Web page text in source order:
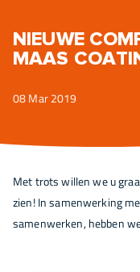
NIEUWE
MAAS
08 Mar 2019
Met trots willen we u
zien! In samenwerking
samenwerken, hebben